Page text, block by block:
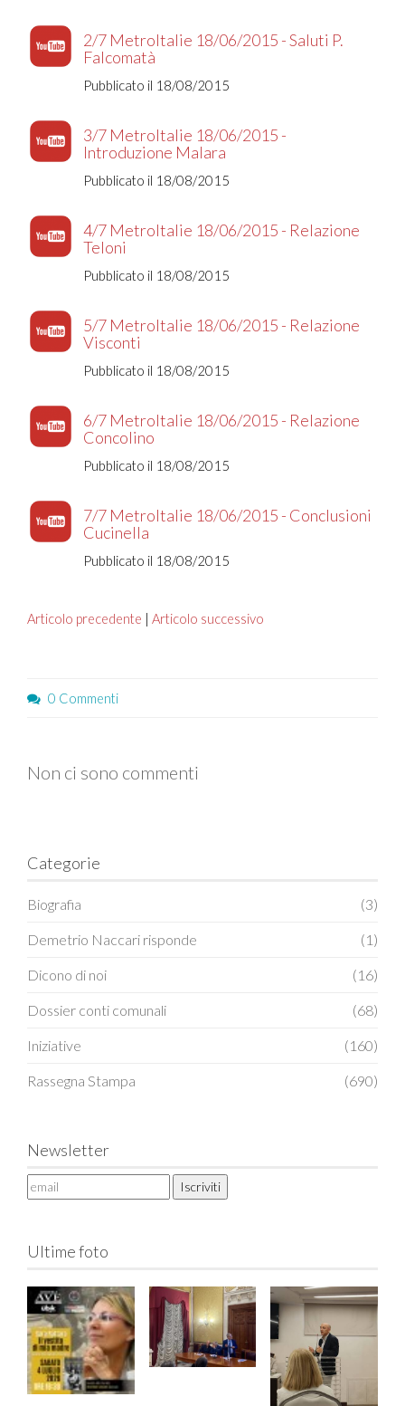
2/7 MetroItalie 18/06/2015 - Saluti P.
Falcomatà
Pubblicato il 18/08/2015
3/7 MetroItalie 18/06/2015 -
Introduzione Malara
Pubblicato il 18/08/2015
4/7 MetroItalie 18/06/2015 - Relazione
Teloni
Pubblicato il 18/08/2015
5/7 MetroItalie 18/06/2015 - Relazione
Visconti
Pubblicato il 18/08/2015
6/7 MetroItalie 18/06/2015 - Relazione
Concolino
Pubblicato il 18/08/2015
7/7 MetroItalie 18/06/2015 - Conclusioni
Cucinella
Pubblicato il 18/08/2015
Articolo precedente | Articolo successivo
0 Commenti
Non ci sono commenti
Categorie
Biografia (3)
Demetrio Naccari risponde (1)
Dicono di noi (16)
Dossier conti comunali (68)
Iniziative (160)
Rassegna Stampa (690)
Newsletter
Ultime foto